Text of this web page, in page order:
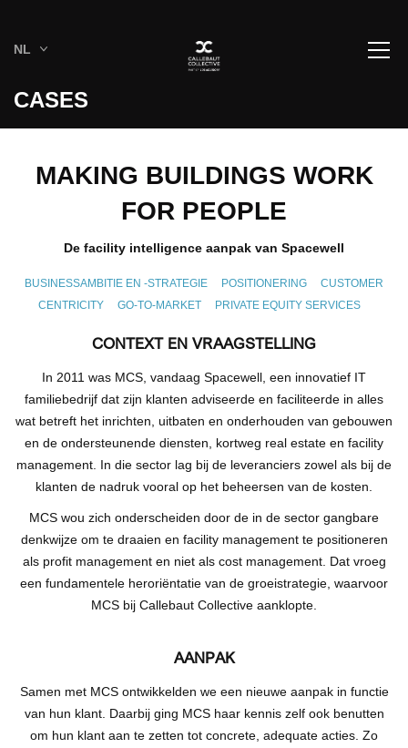
NL
CASES
MAKING BUILDINGS WORK
FOR PEOPLE
De facility intelligence aanpak van Spacewell
BUSINESSAMBITIE EN -STRATEGIE POSITIONERING
CUSTOMER
CENTRICITY
GO-TO-MARKET PRIVATE EQUITY SERVICES
CONTEXT EN VRAAGSTELLING
In 2011 was MCS, vandaag Spacewell, een innovatief IT
familiebedrijf dat zijn klanten adviseerde en faciliteerde in alles
wat betreft het inrichten, uitbaten en onderhouden van gebouwen
en de ondersteunende diensten, kortweg real estate en facility
management. In die sector lag bij de leveranciers zowel als bij de
klanten de nadruk vooral op het beheersen van de kosten.
MCS wou zich onderscheiden door de in de sector gangbare
denkwijze om te draaien en facility management te positioneren
als profit management en niet als cost management. Dat vroeg
een fundamentele heroriëntatie van de groeistrategie, waarvoor
MCS bij Callebaut Collective aanklopte.
AANPAK
Samen met MCS ontwikkelden we een nieuwe aanpak in functie
van hun klant. Daarbij ging MCS haar kennis zelf ook benutten
om hun klant aan te zetten tot concrete, adequate acties. Zo